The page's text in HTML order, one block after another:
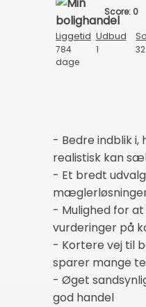
Score: 0
Liggetid Udbud
784
dage
1 32
- Bedre indblik i,
realistisk kan
- Et bredt
- Mulighed for
vurderinger på
- Kortere vej til
sparer mange
- Øget
god handel